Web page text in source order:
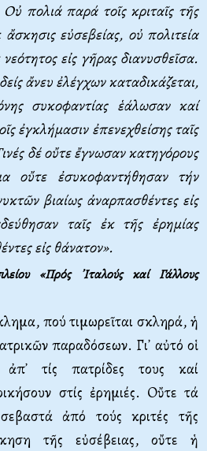
Oὐ πολιά παρά τοῖς κριταῖς τῆς
ἄσκησις εὐσεβείας, οὐ πολιτεία
εἰς γῆρας διανυσθεῖσα.
ἄνευ ἐλέγχων καταδικάζεται,
συκοφαντίας ἑάλωσαν καί
ἐγκλήμασιν ἐπενεχθείσης ταῖς
δέ οὔτε ἔγνωσαν κατηγόρους
οὔτε ἐσυκοφαντήθησαν τήν
βιαίως ἀναρπασθέντες εἰς
ταῖς ἐκ τῆς ἐρημίας
εἰς θάνατον».
«Πρός ᾽Iταλούς καί Γάλλους
πού τιμωρεῖται σκληρά, ἡ
παραδόσεων. Γι᾽ αὐτό οἱ
ἀπ᾽ τίς πατρίδες τους καί
στίς ἐρημιές. Oὔτε τά
ἀπό τούς κριτές τῆς
τῆς εὐσέβειας, οὔτε ἡ